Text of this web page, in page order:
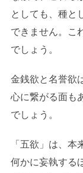
としても、種と
できません。こ
でしょう。
金銭欲と名誉欲
心に繋がる面も
でしょう。
「五欲」は、本
何かに妄執する